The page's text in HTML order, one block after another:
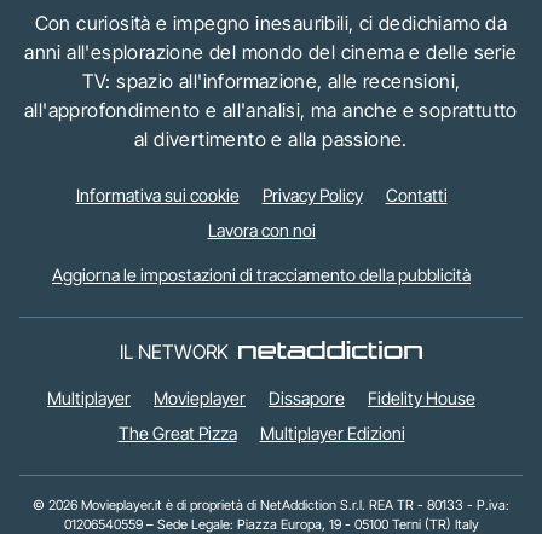
Con curiosità e impegno inesauribili, ci dedichiamo da
anni all'esplorazione del mondo del cinema e delle serie
TV: spazio all'informazione, alle recensioni,
all'approfondimento e all'analisi, ma anche e soprattutto
al divertimento e alla passione.
Informativa sui cookie Privacy Policy
Contatti
Lavora con noi
Aggiorna le impostazioni di tracciamento della pubblicità
IL NETWORK
Multiplayer Movieplayer Dissapore
Fidelity House
The Great Pizza
Multiplayer Edizioni
© 2026 Movieplayer.it è di proprietà di NetAddiction S.r.l. REA TR - 80133 - P.iva:
01206540559 – Sede Legale: Piazza Europa, 19 - 05100 Terni (TR) Italy